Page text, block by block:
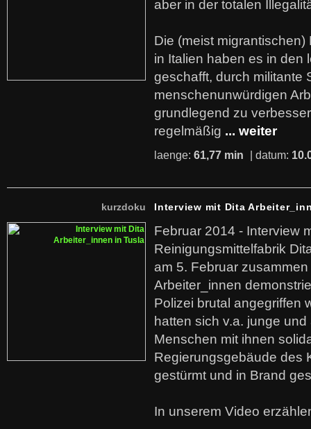
aber in der totalen
Die (meist
in Italien haben es in den
geschafft, durch militante
menschenunwürdigen
grundlegend zu
regelmäßig ... weiter
laenge: 61,77 min | datum:
kurzdoku Interview mit Dita
Februar 2014 - Interview
Reinigungsmittelfabrik
am 5. Februar
Arbeiter_innen
Polizei brutal angegriffen
hatten sich v.a. junge
Menschen mit ihnen
Regierungsgebäude des
gestürmt und in Brand
In unserem Video